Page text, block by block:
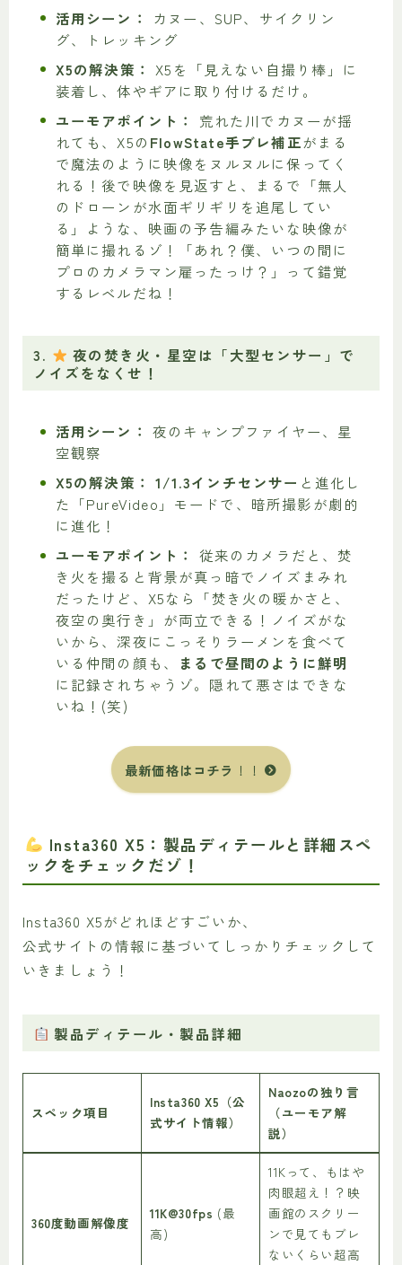
活用シーン：
カヌー、SUP、サイクリン
グ、トレッキング
X5の解決策：
X5を「見えない自撮り棒」に
装着し、体やギアに取り付けるだけ。
ユーモアポイント：
荒れた川でカヌーが揺
れても、X5の FlowState手ブレ補正がまる
で魔法のように映像をヌルヌルに保ってく
れる！後で映像を見返すと、まるで「無人
のドローンが水面ギリギリを追尾してい
る」ような、映画の予告編みたいな映像が
簡単に撮れるゾ！「あれ？僕、いつの間に
プロのカメラマン雇ったっけ？」って錯覚
するレベルだね！
3.
夜の焚き火・星空は「大型センサー」で
ノイズをなくせ！
活用シーン： 夜のキャンプファイヤー、星
空観察
X5の解決策： 1/1.3インチセンサー と進化し
た「PureVideo」モードで、暗所撮影が劇的
に進化！
ユーモアポイント：
従来のカメラだと、焚
き火を撮ると背景が真っ暗でノイズまみれ
だったけど、X5なら「焚き火の暖かさと、
夜空の奥行き」が両立できる！ノイズがな
いから、深夜にこっそりラーメンを食べて
いる仲間の顔も、
まるで昼間のように鮮明
に記録されちゃうゾ。隠れて悪さはできな
いね！(笑)
最新価格はコチラ ！！
Insta360 X5：製品ディテールと詳細スペ
ックをチェックだゾ！
Insta360 X5がどれほどすごいか、
公式サイトの情報に基づいてしっかりチェックして
いきましょう！
製品ディテール・製品詳細
スペック項目
Insta360 X5（公
式サイト情報）
Naozoの独り言
（ユーモア解
説）
360度動画解像度
11K@30fps (最
高)
11Kって、もはや
肉眼超え！？映
画館のスクリー
ンで見てもブレ
ないくらい超高